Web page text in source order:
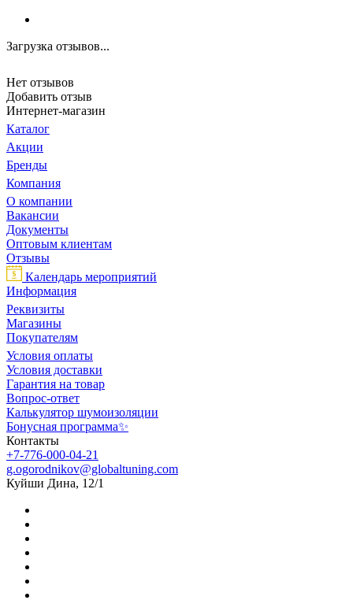
Загрузка отзывов...
Нет отзывов
Добавить отзыв
Интернет-магазин
Каталог
Акции
Бренды
Компания
О компании
Вакансии
Документы
Оптовым клиентам
Отзывы
Календарь мероприятий
Информация
Реквизиты
Магазины
Покупателям
Условия оплаты
Условия доставки
Гарантия на товар
Вопрос-ответ
Калькулятор шумоизоляции
Бонусная программа✨
Контакты
+7-776-000-04-21
g.ogorodnikov@globaltuning.com
Куйши Дина, 12/1